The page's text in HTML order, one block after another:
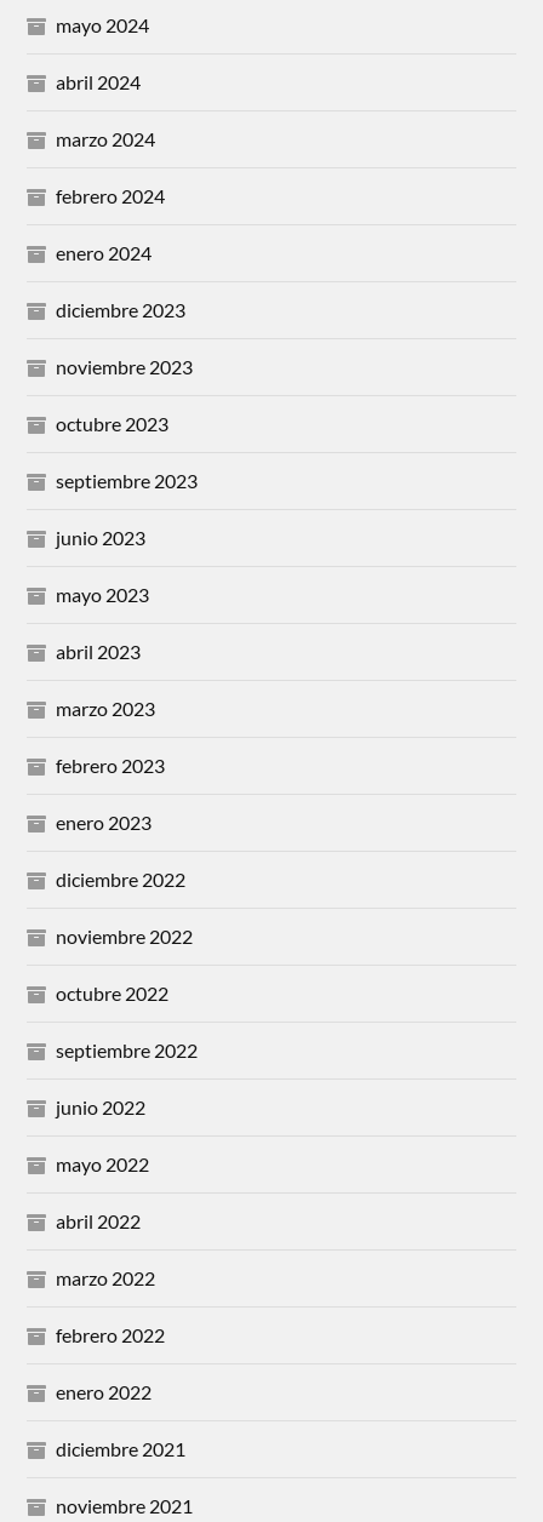
mayo 2024
abril 2024
marzo 2024
febrero 2024
enero 2024
diciembre 2023
noviembre 2023
octubre 2023
septiembre 2023
junio 2023
mayo 2023
abril 2023
marzo 2023
febrero 2023
enero 2023
diciembre 2022
noviembre 2022
octubre 2022
septiembre 2022
junio 2022
mayo 2022
abril 2022
marzo 2022
febrero 2022
enero 2022
diciembre 2021
noviembre 2021